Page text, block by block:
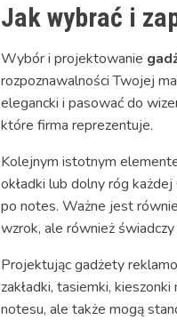
Jak wybrać i
Wybór i projektowanie
rozpoznawalności Twojej
elegancki i pasować do
które firma reprezentuje.
Kolejnym istotnym
okładki lub dolny róg
po notes. Ważne jest
wzrok, ale również
Projektując gadżety
zakładki, tasiemki,
notesu, ale także mogą